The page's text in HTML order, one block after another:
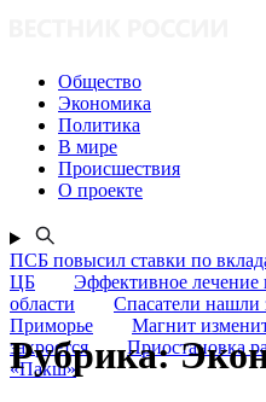
Общество
Экономика
Политика
В мире
Происшествия
О проекте
ПСБ повысил ставки по
ЦБ
Эффективное лечение
области
Спасатели
Приморье
Магнит
закроется
Приостановка
«Пакш»
Рубрика: